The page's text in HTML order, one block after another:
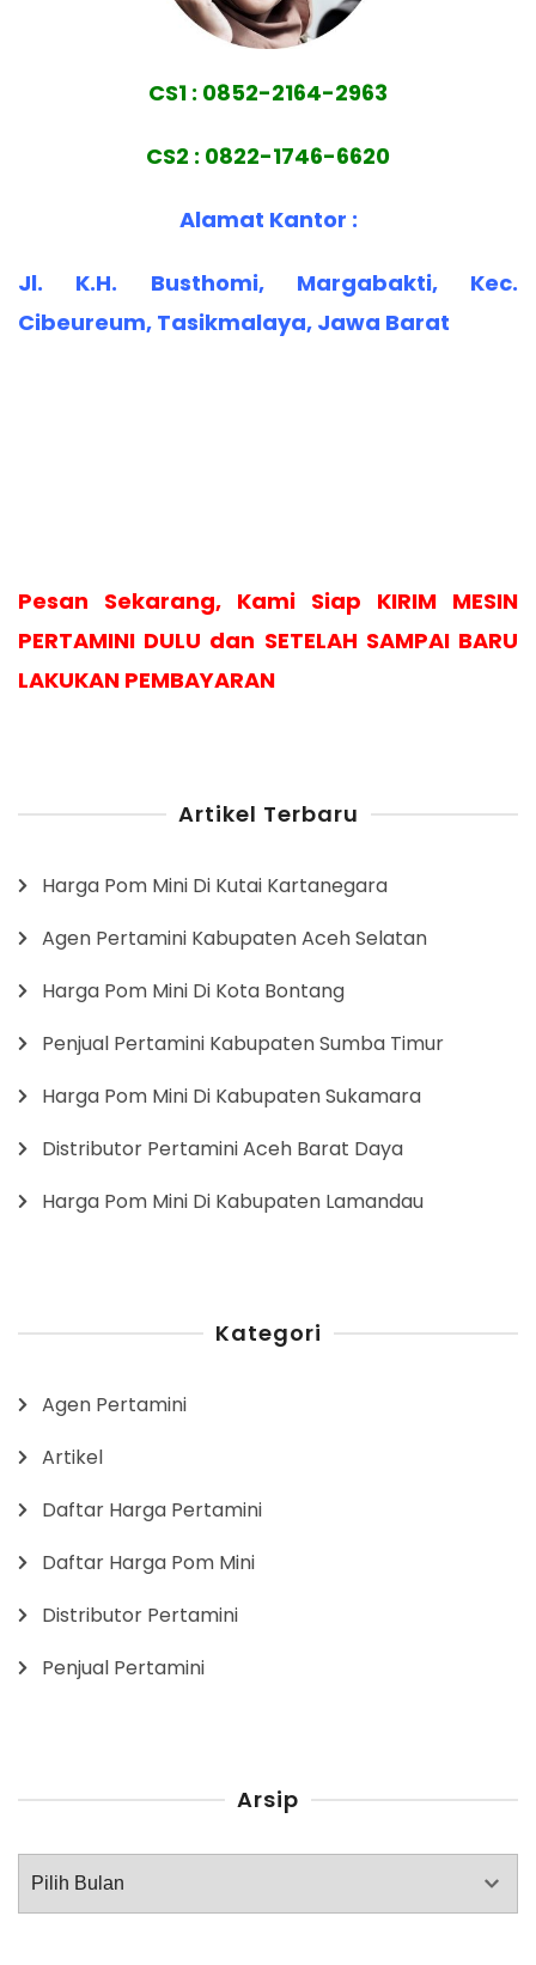
CS1 : 0852-2164-2963
CS2 : 0822-1746-6620
Alamat Kantor :
Jl. K.H. Busthomi, Margabakti, Kec.
Cibeureum, Tasikmalaya, Jawa Barat
Pesan Sekarang, Kami Siap KIRIM MESIN
PERTAMINI DULU dan SETELAH SAMPAI BARU
LAKUKAN PEMBAYARAN
Artikel Terbaru
Harga Pom Mini Di Kutai Kartanegara
Agen Pertamini Kabupaten Aceh Selatan
Harga Pom Mini Di Kota Bontang
Penjual Pertamini Kabupaten Sumba Timur
Harga Pom Mini Di Kabupaten Sukamara
Distributor Pertamini Aceh Barat Daya
Harga Pom Mini Di Kabupaten Lamandau
Kategori
Agen Pertamini
Artikel
Daftar Harga Pertamini
Daftar Harga Pom Mini
Distributor Pertamini
Penjual Pertamini
Arsip
Arsip